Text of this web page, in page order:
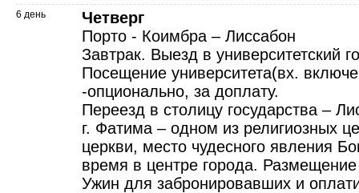
6 день
Четверг
Порто - Коимбра – Лиссабон
Завтрак. Выезд в университетский
Посещение университета(вх.
-опционально, за доплату.
Переезд в столицу государства –
г. Фатима – одном из религиозных
церкви, место чудесного явления
время в центре города.
Ужин для забронировавших и